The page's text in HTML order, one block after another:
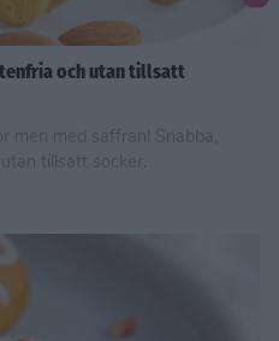
och utan tillsatt